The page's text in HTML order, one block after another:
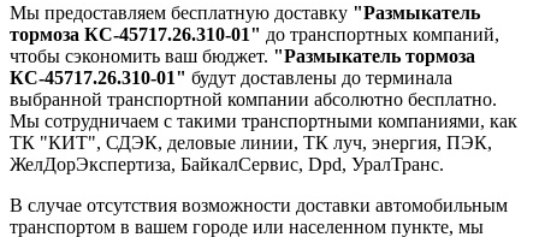
Мы предоставляем бесплатную доставку "Размыкатель
тормоза КС-45717.26.310-01" до транспортных компаний,
чтобы сэкономить ваш бюджет. "Размыкатель тормоза
КС-45717.26.310-01" будут доставлены до терминала
выбранной транспортной компании абсолютно бесплатно.
Мы сотрудничаем с такими транспортными компаниями, как
ТК "КИТ", СДЭК, деловые линии, ТК луч, энергия, ПЭК,
ЖелДорЭкспертиза, БайкалСервис, Dpd, УралТранс.
В случае отсутствия возможности доставки автомобильным
транспортом в вашем городе или населенном пункте, мы